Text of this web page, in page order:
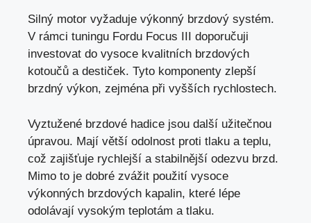
Silný motor vyžaduje výkonný brzdový systém.
V rámci tuningu Fordu Focus III doporučuji
investovat do vysoce kvalitních brzdových
kotoučů a destiček. Tyto komponenty zlepší
brzdný výkon, zejména při vyšších rychlostech.
Vyztužené brzdové hadice jsou další užitečnou
úpravou. Mají větší odolnost proti tlaku a teplu,
což zajišťuje rychlejší a stabilnější odezvu brzd.
Mimo to je dobré zvážit použití vysoce
výkonných brzdových kapalin, které lépe
odolávají vysokým teplotám a tlaku.